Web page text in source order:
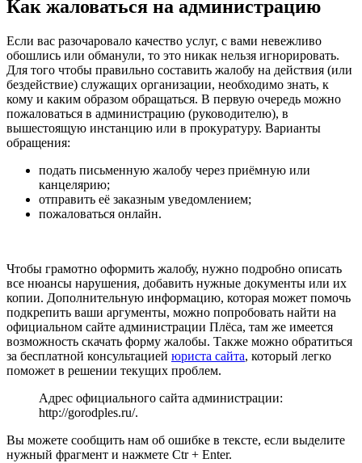
Как жаловаться на администрацию
Если вас разочаровало качество услуг, с вами невежливо
обошлись или обманули, то это никак нельзя игнорировать.
Для того чтобы правильно составить жалобу на действия (или
бездействие) служащих организации, необходимо знать, к
кому и каким образом обращаться. В первую очередь можно
пожаловаться в администрацию (руководителю), в
вышестоящую инстанцию или в прокуратуру. Варианты
обращения:
подать письменную жалобу через приёмную или
канцелярию;
отправить её заказным уведомлением;
пожаловаться онлайн.
Чтобы грамотно оформить жалобу, нужно подробно описать
все нюансы нарушения, добавить нужные документы или их
копии. Дополнительную информацию, которая может помочь
подкрепить ваши аргументы, можно попробовать найти на
официальном сайте администрации Плёса, там же имеется
возможность скачать форму жалобы. Также можно обратиться
за бесплатной консультацией юриста сайта, который легко
поможет в решении текущих проблем.
Адрес официального сайта администрации:
http://gorodples.ru/.
Вы можете сообщить нам об ошибке в тексте, если выделите
нужный фрагмент и нажмете Ctr + Enter.